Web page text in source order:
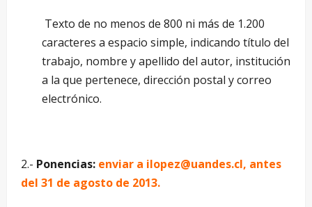
Texto de no menos de 800 ni más de 1.200
caracteres a espacio simple, indicando título del
trabajo, nombre y apellido del autor, institución
a la que pertenece, dirección postal y correo
electrónico.
2.- Ponencias: enviar a ilopez@uandes.cl, antes
del 31 de agosto de 2013.